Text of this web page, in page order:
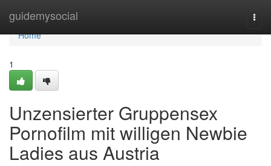
guidemysocial
Home
Home
1
Unzensierter Gruppensex
Pornofilm mit willigen Newbie
Ladies aus Austria